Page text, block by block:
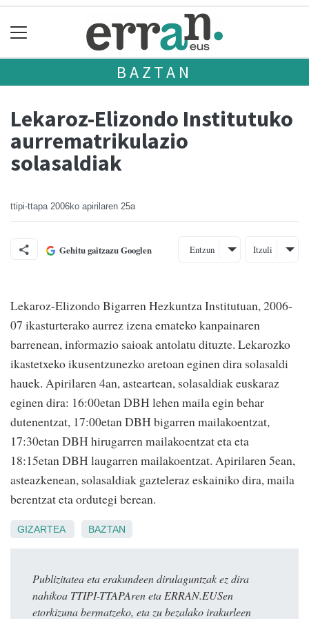
BAZTAN
Lekaroz-Elizondo Institutuko
aurrematrikulazio
solasaldiak
ttipi-ttapa 2006ko apirilaren 25a
Gehitu gaitzazu Googlen Entzun Itzuli
Lekaroz-Elizondo Bigarren Hezkuntza Institutuan, 2006-
07 ikasturterako aurrez izena emateko kanpainaren
barrenean, informazio saioak antolatu dituzte. Lekarozko
ikastetxeko ikusentzunezko aretoan eginen dira solasaldi
hauek. Apirilaren 4an, asteartean, solasaldiak euskaraz
eginen dira: 16:00etan DBH lehen maila egin behar
dutenentzat, 17:00etan DBH bigarren mailakoentzat,
17:30etan DBH hirugarren mailakoentzat eta eta
18:15etan DBH laugarren mailakoentzat. Apirilaren 5ean,
asteazkenean, solasaldiak gazteleraz eskainiko dira, maila
berentzat eta ordutegi berean.
GIZARTEA BAZTAN
Publizitatea eta erakundeen dirulaguntzak ez dira
nahikoa TTIPI-TTAPAren eta ERRAN.EUSen
etorkizuna bermatzeko, eta zu bezalako irakurleen